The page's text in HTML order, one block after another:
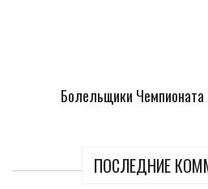
Болельщики
ПОСЛЕДНИЕ